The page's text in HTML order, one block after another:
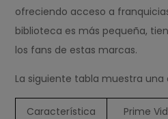
ofreciendo acceso a
biblioteca es más pequeña,
los fans de estas marcas.
La siguiente tabla muestra
Característica Prime